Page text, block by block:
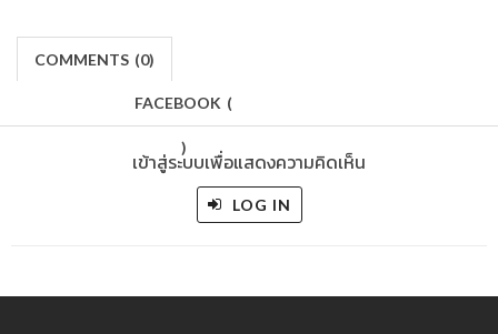
COMMENTS (0)
FACEBOOK (
)
เข้าสู่ระบบเพื่อแสดงความคิดเห็น
LOG IN